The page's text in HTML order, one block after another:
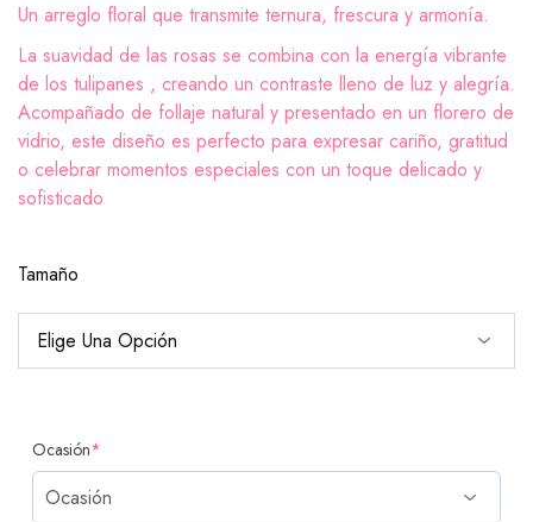
Un arreglo floral que transmite ternura, frescura y armonía.
La suavidad de las rosas se combina con la energía vibrante
de los tulipanes , creando un contraste lleno de luz y alegría.
Acompañado de follaje natural y presentado en un florero de
vidrio, este diseño es perfecto para expresar cariño, gratitud
o celebrar momentos especiales con un toque delicado y
sofisticado
Tamaño
Ocasión*